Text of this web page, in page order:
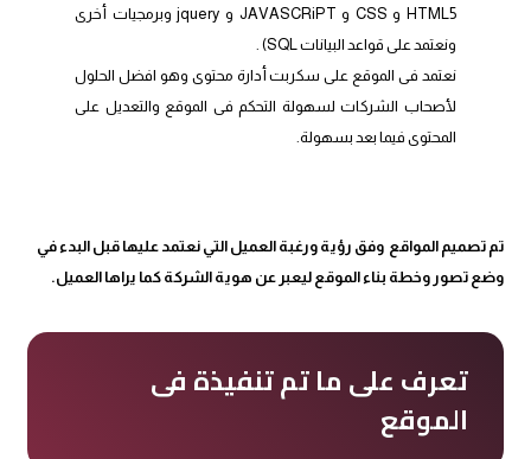
HTML5 و CSS و JAVASCRiPT و jquery وبرمجيات أخرى
ونعتمد على قواعد البيانات SQL) .
نعتمد فى الموقع على سكربت أدارة محتوى وهو افضل الحلول
لأصحاب الشركات لسهولة التحكم فى الموقع والتعديل على
المحتوى فيما بعد بسهولة.
تم تصميم المواقع وفق رؤية ورغبة العميل التي نعتمد عليها قبل البدء في
وضع تصور وخطة بناء الموقع ليعبر عن هوية الشركة كما يراها العميل.
تعرف على ما تم تنفيذة فى
الموقع